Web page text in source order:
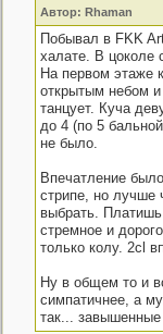
Автор: Rhaman
Побывал в FKK
халате. В цоколе
На первом этаже
открытым небом и
танцует. Куча
до 4 (по 5
не было.
Впечатление
стрипе, но лучше
выбрать.
стремное и
только колу. 2сl
Ну в общем то и
симпатичнее, а
так...